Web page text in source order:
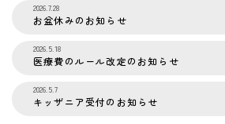
2026.7.28
お盆休みのお知らせ
2026.5.18
医療費のルール改定のお知らせ
2026.5.7
キッザニア受付のお知らせ